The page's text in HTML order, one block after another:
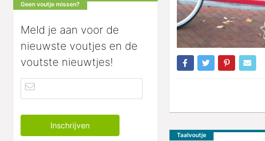
Geen voutje missen?
Meld je aan voor de
nieuwste voutjes en de
voutste nieuwtjes!
Taalvoutje